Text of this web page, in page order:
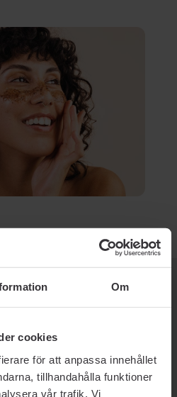
Om
cookies
för att anpassa innehållet
tillhandahålla funktioner
vår trafik. Vi
HUD OCH